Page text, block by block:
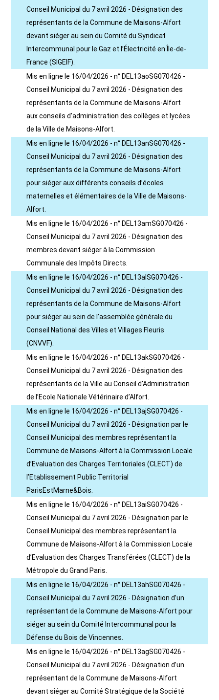
Conseil Municipal du 7 avril 2026 - Désignation des
représentants de la Commune de Maisons-Alfort
devant siéger au sein du Comité du Syndicat
Intercommunal pour le Gaz et l’Électricité en Île-de-
France (SIGEIF).
Mis en ligne le 16/04/2026 - n° DEL13aoSG070426 -
Conseil Municipal du 7 avril 2026 - Désignation des
représentants de la Commune de Maisons-Alfort
aux conseils d’administration des collèges et lycées
de la Ville de Maisons-Alfort.
Mis en ligne le 16/04/2026 - n° DEL13anSG070426 -
Conseil Municipal du 7 avril 2026 - Désignation des
représentants de la Commune de Maisons-Alfort
pour siéger aux différents conseils d’écoles
maternelles et élémentaires de la Ville de Maisons-
Alfort.
Mis en ligne le 16/04/2026 - n° DEL13amSG070426 -
Conseil Municipal du 7 avril 2026 - Désignation des
membres devant siéger à la Commission
Communale des Impôts Directs.
Mis en ligne le 16/04/2026 - n° DEL13alSG070426 -
Conseil Municipal du 7 avril 2026 - Désignation des
représentants de la Commune de Maisons-Alfort
pour siéger au sein de l’assemblée générale du
Conseil National des Villes et Villages Fleuris
(CNVVF).
Mis en ligne le 16/04/2026 - n° DEL13akSG070426 -
Conseil Municipal du 7 avril 2026 - Désignation des
représentants de la Ville au Conseil d’Administration
de l’Ecole Nationale Vétérinaire d’Alfort.
Mis en ligne le 16/04/2026 - n° DEL13ajSG070426 -
Conseil Municipal du 7 avril 2026 - Désignation par le
Conseil Municipal des membres représentant la
Commune de Maisons-Alfort à la Commission Locale
d’Evaluation des Charges Territoriales (CLECT) de
l’Etablissement Public Territorial
ParisEstMarne&Bois.
Mis en ligne le 16/04/2026 - n° DEL13aiSG070426 -
Conseil Municipal du 7 avril 2026 - Désignation par le
Conseil Municipal des membres représentant la
Commune de Maisons-Alfort à la Commission Locale
d’Evaluation des Charges Transférées (CLECT) de la
Métropole du Grand Paris.
Mis en ligne le 16/04/2026 - n° DEL13ahSG070426 -
Conseil Municipal du 7 avril 2026 - Désignation d’un
représentant de la Commune de Maisons-Alfort pour
siéger au sein du Comité Intercommunal pour la
Défense du Bois de Vincennes.
Mis en ligne le 16/04/2026 - n° DEL13agSG070426 -
Conseil Municipal du 7 avril 2026 - Désignation d’un
représentant de la Commune de Maisons-Alfort
devant siéger au Comité Stratégique de la Société